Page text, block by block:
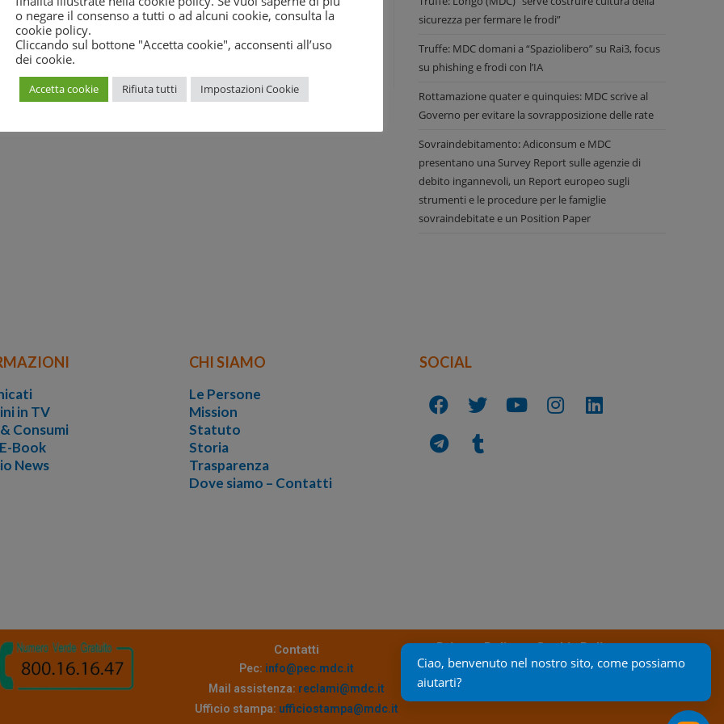
sicurezza per fermare le frodi”
Truffe: MDC domani a “Spaziolibero” su Rai3, focus
su phishing e frodi con l’IA
Rottamazione quater e quinquies: MDC scrive al
Governo per evitare la sovrapposizione delle rate
Sovraindebitamento: Adiconsum e MDC
presentano una Survey Report sulle agenzie di
debito ingannevoli, un Report europeo sugli
strumenti e le procedure per le famiglie
sovraindebitate e un Position Paper
in TV
Consumi
Book
News
CHI SIAMO
Le Persone
Mission
Statuto
Storia
Trasparenza
Dove siamo – Contatti
SOCIAL
Contatti
Pec: info@pec.mdc.it
Mail assistenza: reclami@mdc.it
Ufficio stampa: ufficiostampa@mdc.it
Privacy Policy Cookie Policy
o negare il consenso a tutti o ad alcuni cookie, consulta la
cookie policy.
Cliccando sul bottone "Accetta cookie", acconsenti all’uso
dei cookie.
Accetta cookie Rifiuta tutti Impostazioni Cookie
Ciao, benvenuto nel nostro sito, come possiamo
aiutarti?